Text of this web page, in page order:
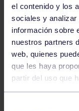
el contenido y los
sociales y
información sobre
nuestros partners
web, quienes
que les haya
partir del uso que
Pelota 20
BROCHE